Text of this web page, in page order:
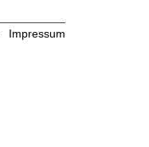
Impressum